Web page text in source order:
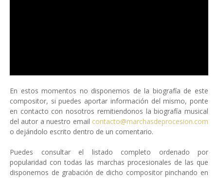
En estos momentos no disponemos de la biografía de este
compositor, si puedes aportar información del mismo, ponte
en contacto con nosotros remitiendonos la biografía musical
del autor a nuestro email contacto@marchasdeprocesion.com
o dejándolo escrito dentro de un comentario.
Puedes consultar el listado completo ordenado por
popularidad con todas las marchas procesionales de las que
disponemos de grabación de dicho compositor pinchando en